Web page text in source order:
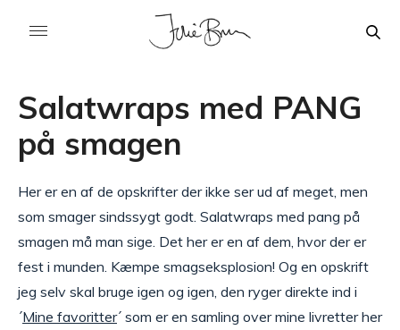
Salatwraps med PANG
på smagen
Her er en af de opskrifter der ikke ser ud af meget, men
som smager sindssygt godt. Salatwraps med pang på
smagen må man sige. Det her er en af dem, hvor der er
fest i munden. Kæmpe smagseksplosion! Og en opskrift
jeg selv skal bruge igen og igen, den ryger direkte ind i
´Mine favoritter´ som er en samling over mine livretter her